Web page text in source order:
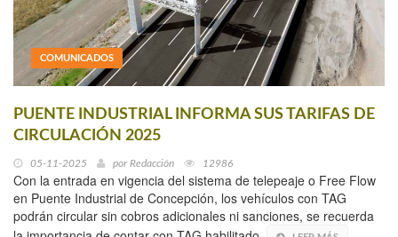
COMUNICADOS
PUENTE INDUSTRIAL INFORMA SUS TARIFAS DE
CIRCULACIÓN 2025
05-11-2025 por Redacción 12986
Con la entrada en vigencia del sistema de telepeaje o Free Flow
en Puente Industrial de Concepción, los vehículos con TAG
podrán circular sin cobros adicionales ni sanciones, se recuerda